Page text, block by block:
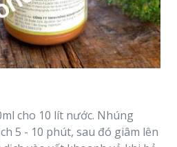
cho 10 lít nước. Nhúng
5 - 10 phút, sau đó giâm lên